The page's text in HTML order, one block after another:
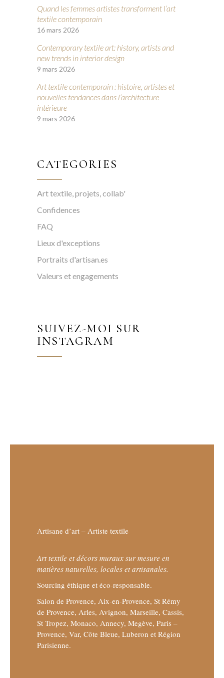
Quand les femmes artistes transforment l’art
textile contemporain
16 mars 2026
Contemporary textile art: history, artists and
new trends in interior design
9 mars 2026
Art textile contemporain : histoire, artistes et
nouvelles tendances dans l’architecture
intérieure
9 mars 2026
CATEGORIES
Art textile, projets, collab'
Confidences
FAQ
Lieux d'exceptions
Portraits d'artisan.es
Valeurs et engagements
SUIVEZ-MOI SUR
INSTAGRAM
Artisane d’art – Artiste textile
Art textile et décors muraux sur-mesure en
matières naturelles, locales et artisanales.
Sourcing éthique et éco-responsable.
Salon de Provence, Aix-en-Provence, St Rémy
de Provence, Arles, Avignon, Marseille, Cassis,
St Tropez, Monaco, Annecy, Megève, Paris –
Provence, Var, Côte Bleue, Luberon et Région
Parisienne.